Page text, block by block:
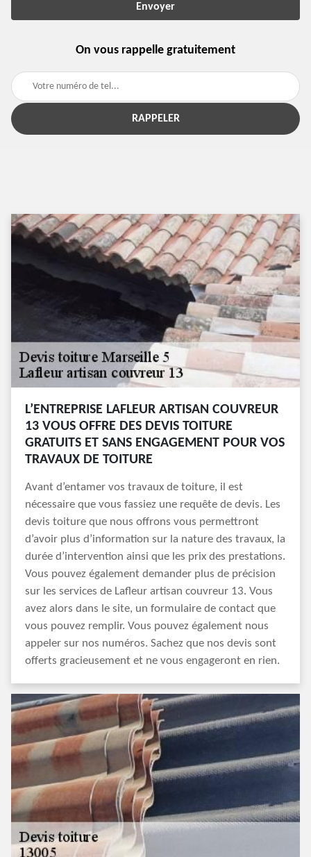
On vous rappelle gratuitement
L’ENTREPRISE LAFLEUR ARTISAN COUVREUR
13 VOUS OFFRE DES DEVIS TOITURE
GRATUITS ET SANS ENGAGEMENT POUR VOS
TRAVAUX DE TOITURE
Avant d’entamer vos travaux de toiture, il est
nécessaire que vous fassiez une requête de devis. Les
devis toiture que nous offrons vous permettront
d’avoir plus d’information sur la nature des travaux, la
durée d’intervention ainsi que les prix des prestations.
Vous pouvez également demander plus de précision
sur les services de Lafleur artisan couvreur 13. Vous
avez alors dans le site, un formulaire de contact que
vous pouvez remplir. Vous pouvez également nous
appeler sur nos numéros. Sachez que nos devis sont
offerts gracieusement et ne vous engageront en rien.